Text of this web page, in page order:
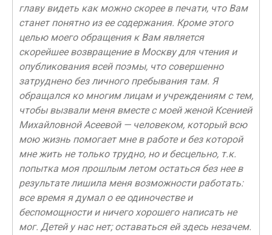
главу видеть как можно скорее в печати, что Вам
станет понятно из ее содержания. Кроме этого
целью моего обращения к Вам является
скорейшее возвращение в Москву для чтения и
опубликования всей поэмы, что совершенно
затруднено без личного пребывания там. Я
обращался ко многим лицам и учреждениям с тем,
чтобы вызвали меня вместе с моей женой Ксенией
Михайловной Асеевой — человеком, который всю
мою жизнь помогает мне в работе и без которой
мне жить не только трудно, но и бесцельно, т.к.
попытка моя прошлым летом остаться без нее в
результате лишила меня возможности работать:
все время я думал о ее одиночестве и
беспомощности и ничего хорошего написать не
мог. Детей у нас нет; оставаться ей здесь незачем.